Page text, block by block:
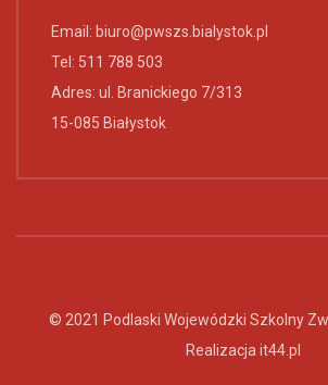
Email: biuro@pwszs.bialystok.pl
Tel: 511 788 503
Adres: ul. Branickiego 7/313
15-085 Białystok
© 2021 Podlaski Wojewódzki Szkolny
Realizacja it44.pl